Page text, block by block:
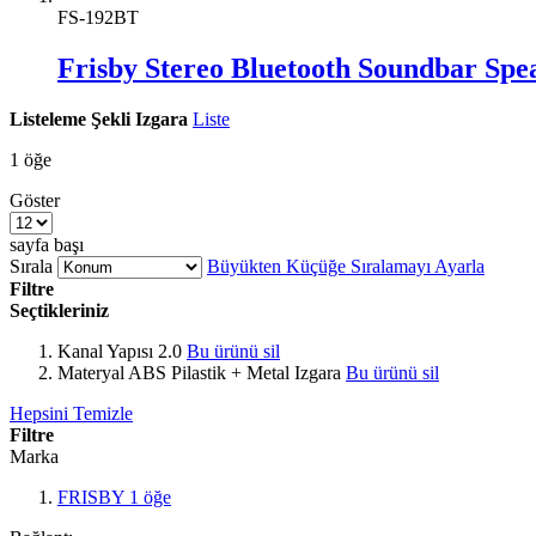
FS-192BT
Frisby Stereo Bluetooth Soundbar
Listeleme Şekli Izgara Liste
1 öğe
Göster
sayfa başı
Sırala
Büyükten Küçüğe Sıralamayı Ayarla
Filtre
Seçtikleriniz
Kanal Yapısı 2.0 Bu ürünü sil
Materyal ABS Pilastik + Metal Izgara Bu ürünü sil
Hepsini Temizle
Filtre
Marka
FRISBY 1 öğe